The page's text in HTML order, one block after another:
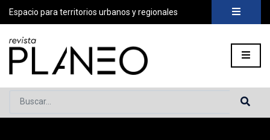
Espacio para territorios urbanos y regionales
Buscar...